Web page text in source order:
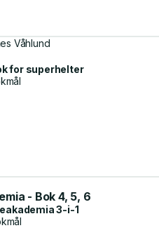
Våhlund
for superhelter
- Bok 4, 5, 6
3-i-1